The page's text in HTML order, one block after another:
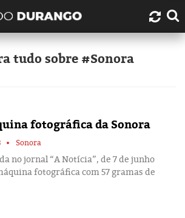
é Durango Duarte?
Artigos
Amazonas
tudo sobre #Sonora
fotográfica da Sonora
Sonora
no jornal “A Notícia”, de 7 de junho
fotográfica com 57 gramas de